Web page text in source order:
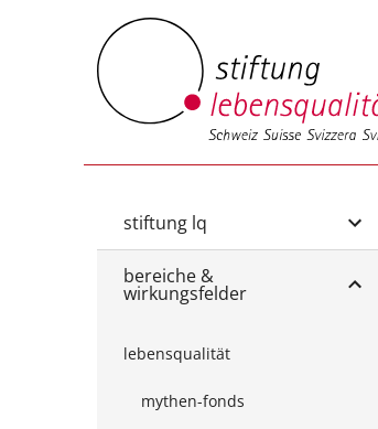
stiftung lq
bereiche &
wirkungsfelder
lebensqualität
mythen-fonds